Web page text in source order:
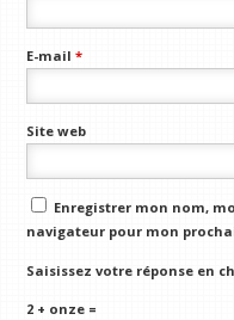
E-mail*
Site web
Enregistrer mon nom,
navigateur pour mon
Saisissez votre réponse en
2 + onze =